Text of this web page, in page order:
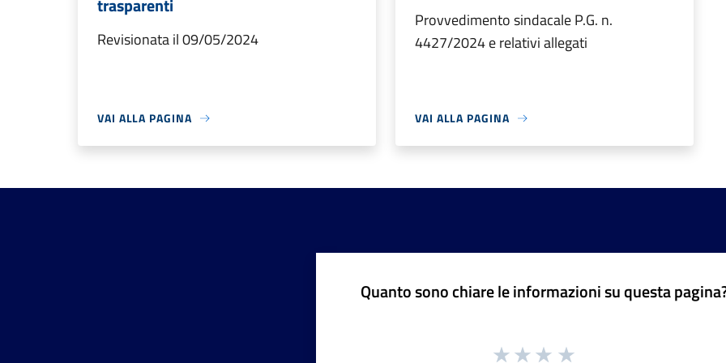
trasparenti
Revisionata il 09/05/2024
VAI ALLA PAGINA
Provvedimento sindacale P.G. n.
4427/2024 e relativi allegati
VAI ALLA PAGINA
Quanto sono chiare le informazioni su questa